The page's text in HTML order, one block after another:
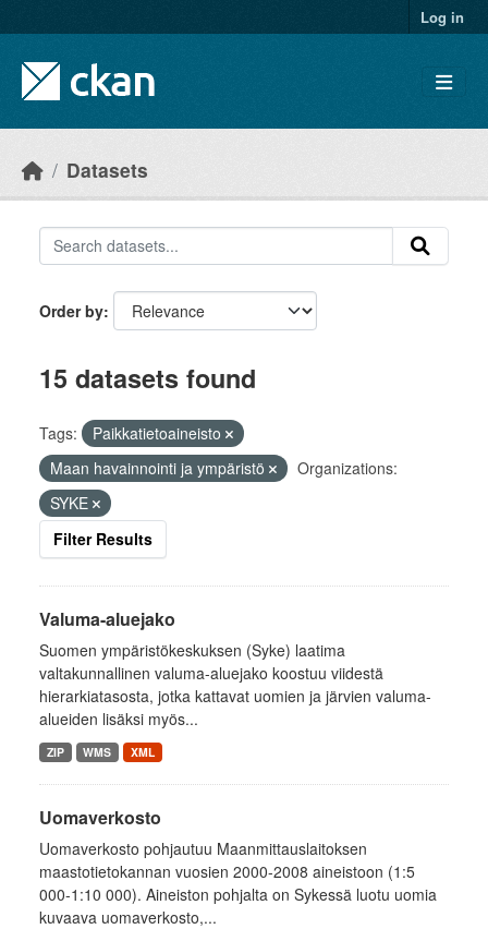
Log in
Datasets
Order by
15 datasets found
Tags:
Paikkatietoaineisto
Maan havainnointi ja ympäristö
Organizations:
SYKE
Filter Results
Valuma-aluejako
Suomen ympäristökeskuksen (Syke) laatima
valtakunnallinen valuma-aluejako koostuu viidestä
hierarkiatasosta, jotka kattavat uomien ja järvien valuma-
alueiden lisäksi myös...
ZIP WMS XML
Uomaverkosto
Uomaverkosto pohjautuu Maanmittauslaitoksen
maastotietokannan vuosien 2000-2008 aineistoon (1:5
000-1:10 000). Aineiston pohjalta on Sykessä luotu uomia
kuvaava uomaverkosto,...